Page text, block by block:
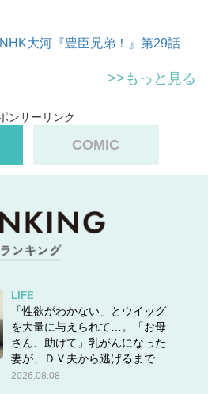
大河『豊臣兄弟！』第29話
>>もっと見る
ンサーリンク
COMIC
LIFE
「性欲がわかない」とウイッグ
を大量に与えられて…。「お母
さん、助けて」乳がんになった
妻が、ＤＶ夫から逃げるまで
2026.08.08